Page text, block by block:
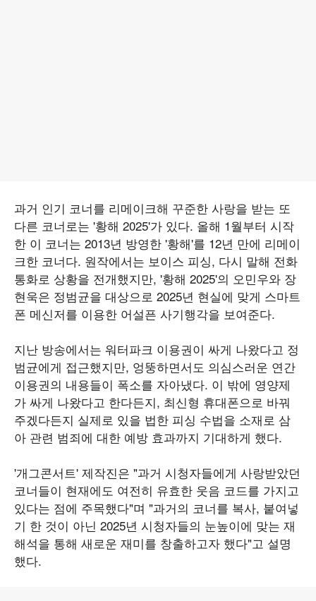
과거 인기 코너를 리메이크해 꾸준한 사랑을 받는 또
다른 코너로는 '황해 2025'가 있다. 올해 1월부터 시작
한 이 코너는 2013년 방영한 '황해'를 12년 만에 리메이
크한 코너다. 원작에서는 보이스 피싱, 다시 말해 전화
통화로 상황을 전개했지만, '황해 2025'의 오민우와 장
현욱은 정범균을 대상으로 2025년 현실에 맞게 스마트
폰 메신저를 이용한 어설픈 사기행각을 보여준다.
지난 방송에서는 워터파크 이용권이 싸게 나왔다고 정
범균에게 접근했지만, 엉뚱하면서도 의심스러운 연간
이용권의 내용들이 폭소를 자아냈다. 이 밖에 영양제
가 싸게 나왔다고 한다든지, 최신형 휴대폰으로 바꿔
주겠다든지 실제로 있을 법한 피싱 수법을 소재로 삼
아 관련 범죄에 대한 예방 효과까지 기대하게 했다.
'개그콘서트' 제작진은 "과거 시청자들에게 사랑받았던
코너들이 현재에도 여전히 유효한 웃음 코드를 가지고
있다는 점에 주목했다"며 "과거의 코너를 복사, 붙여넣
기 한 것이 아닌 2025년 시청자들의 눈높이에 맞는 재
해석을 통해 새로운 재미를 창출하고자 했다"고 설명
했다.